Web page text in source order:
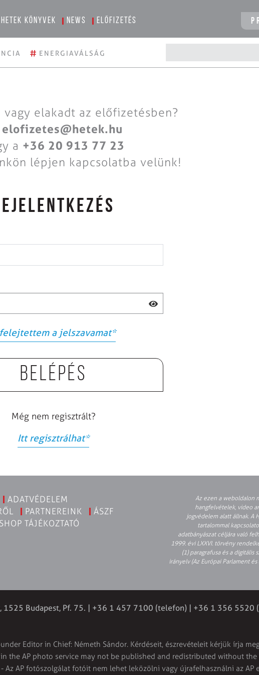
Hetek könyvek News Előfizetés
# ENERGIAVÁLSÁG
vagy elakadt az előfizetésben?
elofizetes@hetek.hu
a +36 20 913 77 23
lépjen kapcsolatba velünk!
a jelszavamat*
Belépés
Még nem regisztrált?
Itt regisztrálhat*
ADATVÉDELEM
PARTNEREINK
ÁSZF
TÁJÉKOZTATÓ
Az ezen a weboldalon
hangfelvételek, video
jogvédelem alatt állnak. A
tartalommal
adatbányászat céljára való
1999. évi LXXVI. törvény
(1) paragrafusa és a digitális
irányelv (Az Európai Parlament
1525 Budapest, Pf. 75. | +36 1 457 7100 (telefon) | +36 1 356 5520
Editor in Chief: Németh Sándor. Kérdéseit, észrevételeit kérjük írja
the AP photo service may not be published and redistributed without
- Az AP fotószolgálat fotóit nem lehet leközölni vagy újrafelhasználni az AP